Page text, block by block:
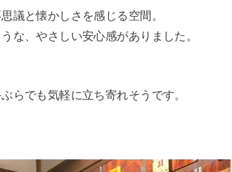
議と懐かしさを感じる空間。
な、やさしい安心感がありました。
らでも気軽に立ち寄れそうです。